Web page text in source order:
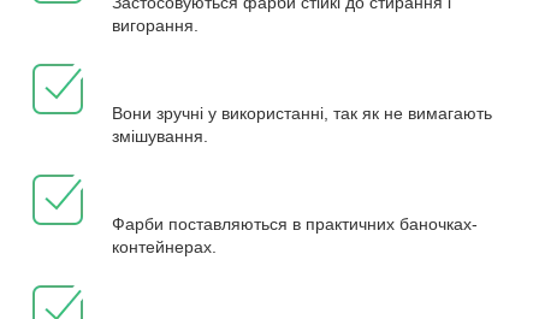
вигорання.
Вони зручні у використанні, так як не вимагають
змішування.
Фарби поставляються в практичних баночках-
контейнерах.